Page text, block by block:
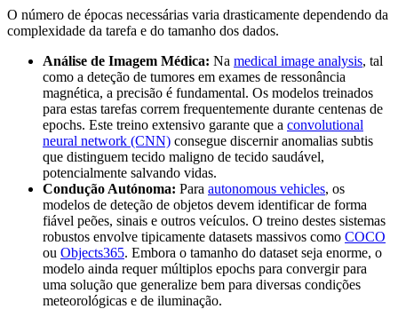
O número de épocas necessárias varia drasticamente dependendo da
complexidade da tarefa e do tamanho dos dados.
Análise de Imagem Médica: Na medical image analysis, tal
como a deteção de tumores em exames de ressonância
magnética, a precisão é fundamental. Os modelos treinados
para estas tarefas correm frequentemente durante centenas de
epochs. Este treino extensivo garante que a convolutional
neural network (CNN) consegue discernir anomalias subtis
que distinguem tecido maligno de tecido saudável,
potencialmente salvando vidas.
Condução Autónoma: Para autonomous vehicles, os
modelos de deteção de objetos devem identificar de forma
fiável peões, sinais e outros veículos. O treino destes sistemas
robustos envolve tipicamente datasets massivos como COCO
ou Objects365. Embora o tamanho do dataset seja enorme, o
modelo ainda requer múltiplos epochs para convergir para
uma solução que generalize bem para diversas condições
meteorológicas e de iluminação.